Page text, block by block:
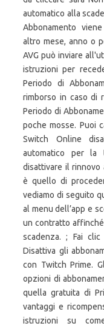
automatico alla
Abbonamento
altro mese, anno o
AVG può inviare
istruzioni per
Periodo di
rimborso in caso di
Periodo di
poche mosse. Puoi
Switch Online
automatico per la
disattivare il rinnovo
è quello di
vediamo di seguito
al menu dell’app e
un contratto
scadenza. ; Fai
Disattiva gli
con Twitch Prime.
opzioni di
quella gratuita di
vantaggi e
istruzioni su